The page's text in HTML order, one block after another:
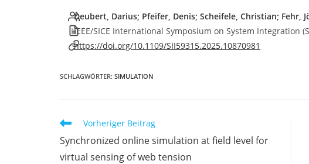
Deubert, Darius; Pfeifer, Denis; Scheifele, Christian; Fehr,
IEEE/SICE International Symposium on System Integration
https://doi.org/10.1109/SII59315.2025.10870981
SCHLAGWÖRTER: SIMULATION
Weitere
Artikel
ansehen
Vorheriger Beitrag
Synchronized online simulation at field level for
virtual sensing of web tension